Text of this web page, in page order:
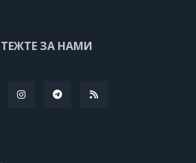
ЗА НАМИ